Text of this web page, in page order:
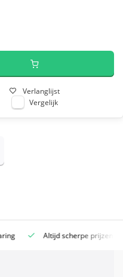
Verlanglijst
Vergelijk
Altijd scherpe prijzen